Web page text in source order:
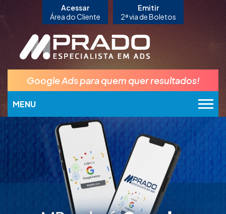
Acessar
Área do Cliente
Emitir
2ª via de Boletos
Google Ads para quem quer resultados!
MENU